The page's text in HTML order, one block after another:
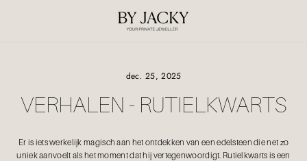
dec. 25, 2025
VERHALEN - RUTIELKWARTS
Er is iets werkelijk magisch aan het ontdekken van een edelsteen die net zo
uniek aanvoelt als het moment dat hij vertegenwoordigt. Rutielkwarts is een